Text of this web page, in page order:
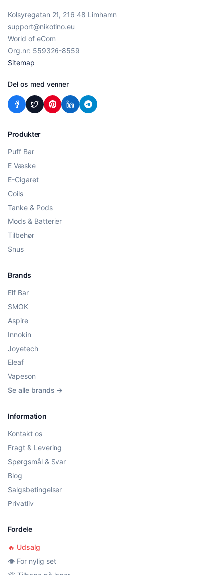
Kolsyregatan 21, 216 48 Limhamn
support@nikotino.eu
World of eCom
Org.nr: 559326-8559
Sitemap
Del os med venner
Produkter
Puff Bar
E Væske
E-Cigaret
Coils
Tanke & Pods
Mods & Batterier
Tilbehør
Snus
Brands
Elf Bar
SMOK
Aspire
Innokin
Joyetech
Eleaf
Vapeson
Se alle brands →
Information
Kontakt os
Fragt & Levering
Spørgsmål & Svar
Blog
Salgsbetingelser
Privatliv
Fordele
🔥 Udsalg
👁️ For nylig set